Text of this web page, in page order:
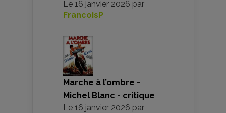
Le 16 janvier 2026 par
FrancoisP
Marche à l’ombre -
Michel Blanc - critique
Le 16 janvier 2026 par